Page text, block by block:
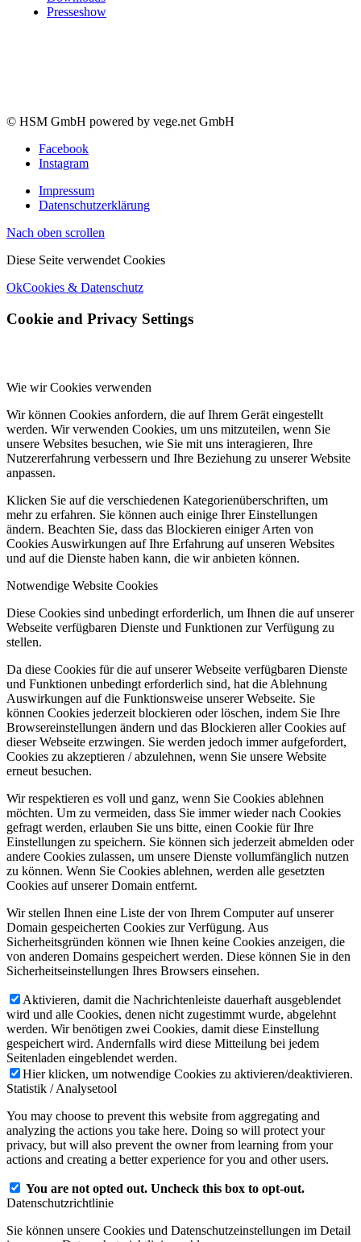
Presseshow
© HSM GmbH powered by vege.net GmbH
Facebook
Instagram
Impressum
Datenschutzerklärung
Nach oben scrollen
Diese Seite verwendet Cookies
OkCookies & Datenschutz
Cookie and Privacy Settings
Wie wir Cookies verwenden
Wir können Cookies anfordern, die auf Ihrem Gerät eingestellt
werden. Wir verwenden Cookies, um uns mitzuteilen, wenn Sie
unsere Websites besuchen, wie Sie mit uns interagieren, Ihre
Nutzererfahrung verbessern und Ihre Beziehung zu unserer Website
anpassen.
Klicken Sie auf die verschiedenen Kategorienüberschriften, um
mehr zu erfahren. Sie können auch einige Ihrer Einstellungen
ändern. Beachten Sie, dass das Blockieren einiger Arten von
Cookies Auswirkungen auf Ihre Erfahrung auf unseren Websites
und auf die Dienste haben kann, die wir anbieten können.
Notwendige Website Cookies
Diese Cookies sind unbedingt erforderlich, um Ihnen die auf unserer
Webseite verfügbaren Dienste und Funktionen zur Verfügung zu
stellen.
Da diese Cookies für die auf unserer Webseite verfügbaren Dienste
und Funktionen unbedingt erforderlich sind, hat die Ablehnung
Auswirkungen auf die Funktionsweise unserer Webseite. Sie
können Cookies jederzeit blockieren oder löschen, indem Sie Ihre
Browsereinstellungen ändern und das Blockieren aller Cookies auf
dieser Webseite erzwingen. Sie werden jedoch immer aufgefordert,
Cookies zu akzeptieren / abzulehnen, wenn Sie unsere Website
erneut besuchen.
Wir respektieren es voll und ganz, wenn Sie Cookies ablehnen
möchten. Um zu vermeiden, dass Sie immer wieder nach Cookies
gefragt werden, erlauben Sie uns bitte, einen Cookie für Ihre
Einstellungen zu speichern. Sie können sich jederzeit abmelden oder
andere Cookies zulassen, um unsere Dienste vollumfänglich nutzen
zu können. Wenn Sie Cookies ablehnen, werden alle gesetzten
Cookies auf unserer Domain entfernt.
Wir stellen Ihnen eine Liste der von Ihrem Computer auf unserer
Domain gespeicherten Cookies zur Verfügung. Aus
Sicherheitsgründen können wie Ihnen keine Cookies anzeigen, die
von anderen Domains gespeichert werden. Diese können Sie in den
Sicherheitseinstellungen Ihres Browsers einsehen.
Aktivieren, damit die Nachrichtenleiste dauerhaft ausgeblendet
wird und alle Cookies, denen nicht zugestimmt wurde, abgelehnt
werden. Wir benötigen zwei Cookies, damit diese Einstellung
gespeichert wird. Andernfalls wird diese Mitteilung bei jedem
Seitenladen eingeblendet werden.
Hier klicken, um notwendige Cookies zu aktivieren/deaktivieren.
Statistik / Analysetool
You may choose to prevent this website from aggregating and
analyzing the actions you take here. Doing so will protect your
privacy, but will also prevent the owner from learning from your
actions and creating a better experience for you and other users.
You are not opted out. Uncheck this box to opt-out.
Datenschutzrichtlinie
Sie können unsere Cookies und Datenschutzeinstellungen im Detail